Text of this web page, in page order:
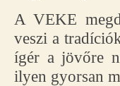
A VEKE
veszi a
ígér a jövőre
ilyen gyorsan